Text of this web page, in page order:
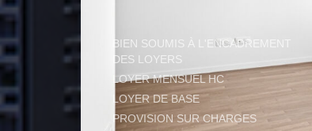
BIEN SOUMIS À L'ENCADREMENT
DES LOYERS
LOYER MENSUEL HC
LOYER DE BASE
PROVISION SUR CHARGES